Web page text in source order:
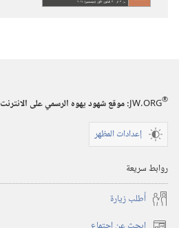
JW.ORG®
:‏ موقع شهود يهوه الرسمي على الانترنت
إعدادات المظهر
روابط سريعة
أُطلب زيارة